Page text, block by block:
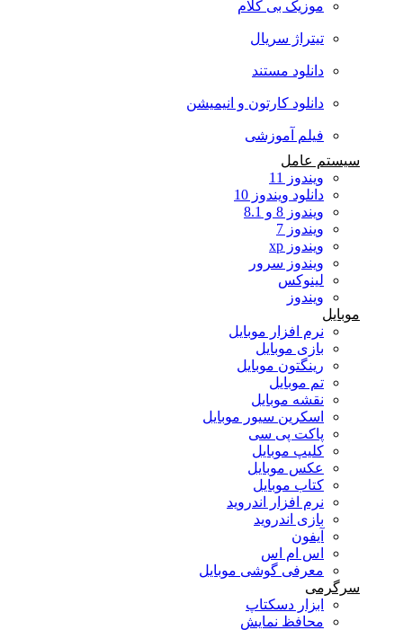
موزیک بی کلام
تیتراژ سریال
دانلود مستند
دانلود کارتون و انیمیشن
فیلم آموزشی
سیستم عامل
ویندوز 11
دانلود ویندوز 10
ویندوز 8 و 8.1
ویندوز 7
ویندوز xp
ویندوز سرور
لینوکس
ویندوز
موبایل
نرم افزار موبایل
بازی موبایل
رینگتون موبایل
تم موبایل
نقشه موبایل
اسکرین سیور موبایل
پاکت پی سی
کلیپ موبایل
عکس موبایل
کتاب موبایل
نرم افزار اندروید
بازی اندروید
آیفون
اس ام اس
معرفی گوشی موبایل
سرگرمی
ابزار دسکتاپ
محافظ نمایش